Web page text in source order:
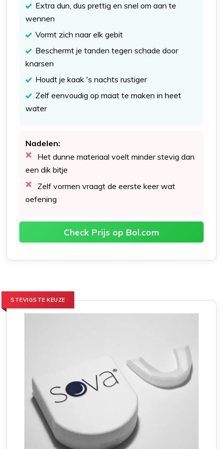
Extra dun, dus prettig en snel om aan te
wennen
Vormt zich naar elk gebit
Beschermt je tanden tegen schade door
knarsen
Houdt je kaak 's nachts rustiger
Zelf eenvoudig op maat te maken in heet
water
Nadelen:
Het dunne materiaal voelt minder stevig dan
een dik bitje
Zelf vormen vraagt de eerste keer wat
oefening
Check Prijs op Bol.com
STEVIGSTE KEUZE